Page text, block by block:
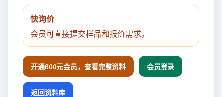
快询价
会员可直接提交样品和报价需求。
开通600元会员，查看完整资料 会员登录
返回资料库